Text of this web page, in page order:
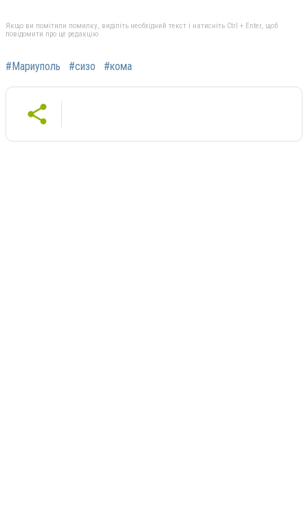
Якщо ви помітили помилку, виділіть необхідний текст і натисніть Ctrl + Enter, щоб
повідомити про це редакцію
#Мариуполь #сизо #кома